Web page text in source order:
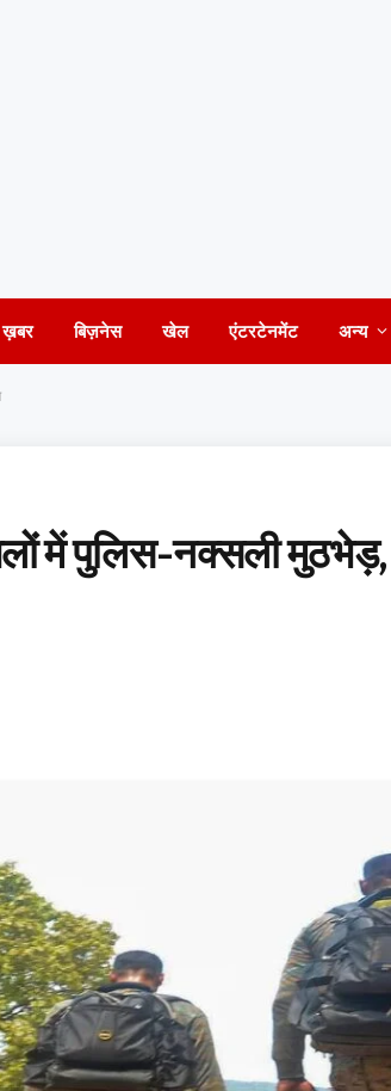
ख़बर बिज़नेस खेल एंटरटेनमेंट अन्य
में पुलिस-नक्सली मुठभेड़,